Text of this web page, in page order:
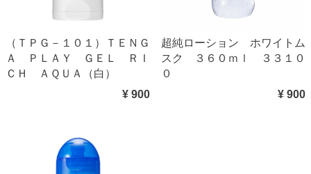
（ＴＰＧ－１０１）ＴＥＮＧ
Ａ ＰＬＡＹ ＧＥＬ ＲＩ
ＣＨ ＡＱＵＡ（白）
¥ 900
超純ローション ホワイトム
スク ３６０ｍｌ ３３１０
０
¥ 900